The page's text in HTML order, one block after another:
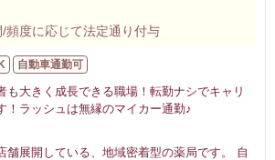
頻度に応じて法定通り付与
自動車通勤可
も大きく成長できる職場！転勤ナシでキャリ
！ラッシュは無縁のマイカー通勤♪
舗展開している、地域密着型の薬局です。 自